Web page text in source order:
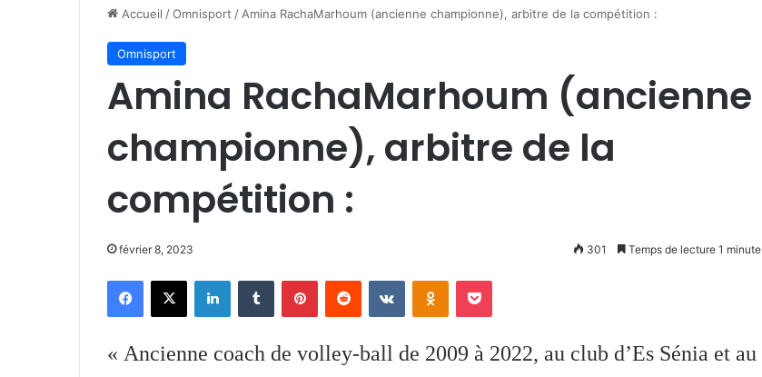
Accueil /Omnisport / Amina RachaMarhoum (ancienne championne), arbitre de la compétition :
Omnisport
Amina RachaMarhoum (ancienne
championne), arbitre de la
compétition :
février 8, 2023 301 Temps de lecture 1 minute
Facebook
X LinkedinTumblr PinterestReddit VKontakteOdnoklassniki
Pocket
« Ancienne coach de volley-ball de 2009 à 2022, au club d’Es Sénia et au